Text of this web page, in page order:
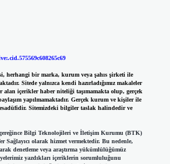
herhangi bir marka, kurum veya şahıs şirketi ile
Sitede yalnızca kendi hazırladığımız makaleler
alan içerikler haber niteliği taşımamakta olup, gerçek
yapılmamaktadır. Gerçek kurum ve kişiler ile
Sitemizdeki bilgiler taslak halindedir ve
Bilgi Teknolojileri ve İletişim Kurumu (BTK)
Sağlayıcı olarak hizmet vermektedir. Bu nedenle,
denetleme veya araştırma yükümlülüğümüz
yazdıkları içeriklerin sorumluluğunu